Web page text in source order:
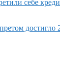
себе
достигло